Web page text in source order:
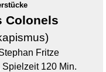
Colonels
Fritze
120 Min.